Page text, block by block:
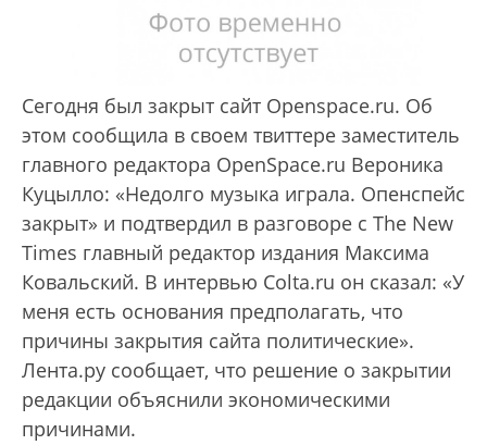
Сегодня был закрыт сайт Openspace.ru. Об
этом сообщила в своем твиттере заместитель
главного редактора OpenSpace.ru Вероника
Куцылло: «Недолго музыка играла. Опенспейс
закрыт» и подтвердил в разговоре с The New
Times главный редактор издания Максима
Ковальский. В интервью Colta.ru он сказал: «У
меня есть основания предполагать, что
причины закрытия сайта политические».
Лента.ру сообщает, что решение о закрытии
редакции объяснили экономическими
причинами.